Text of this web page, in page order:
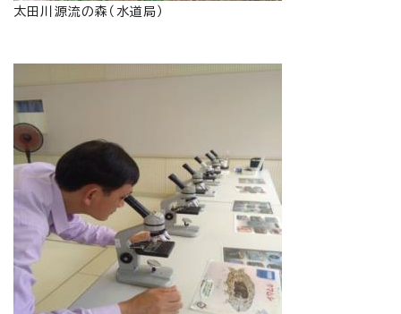
太田川源流の森（水道局）